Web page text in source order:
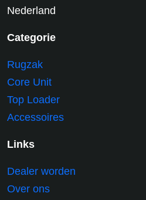
Nederland
Categorie
Rugzak
Core Unit
Top Loader
Accessoires
Links
Dealer worden
Over ons